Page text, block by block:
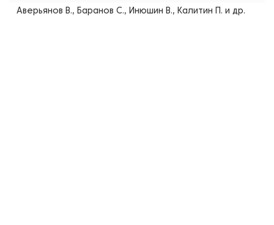
Аверьянов В., Баранов С., Инюшин В., Калитин П. и др.